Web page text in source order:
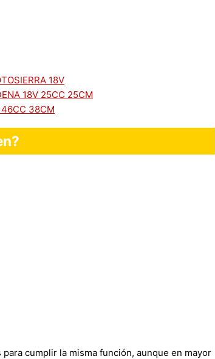
18V
18V 25CC 25CM
46CC 38CM
cumplir la misma función, aunque en mayor